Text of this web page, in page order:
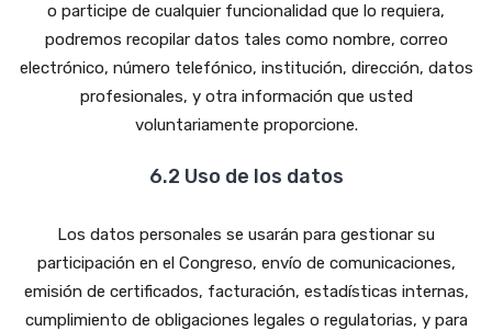
o participe de cualquier funcionalidad que lo requiera,
podremos recopilar datos tales como nombre, correo
electrónico, número telefónico, institución, dirección, datos
profesionales, y otra información que usted
voluntariamente proporcione.
6.2 Uso de los datos
Los datos personales se usarán para gestionar su
participación en el Congreso, envío de comunicaciones,
emisión de certificados, facturación, estadísticas internas,
cumplimiento de obligaciones legales o regulatorias, y para